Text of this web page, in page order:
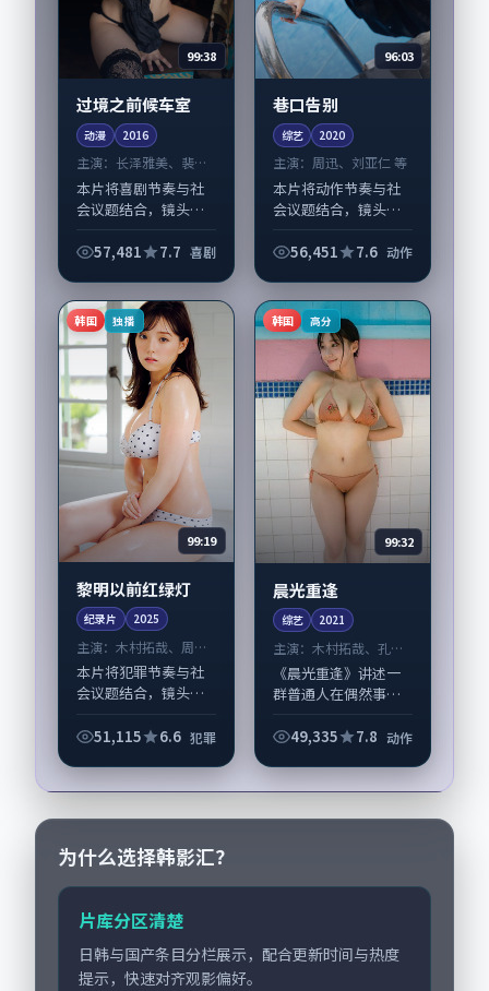
99:38
过境之前候车室
动漫 2016
主演： 长泽雅美、裴斗
娜 等
本片将喜剧节奏与社
会议题结合，镜头语
《过境之前候车室》
线；取景与声音设计
凸显韩国城市质感，
适...
57,481 7.7 喜剧
96:03
巷口告别
综艺 2020
主演： 周迅、刘亚仁 等
本片将动作节奏与社
会议题结合，镜头语
《巷口告别》由韦斯
线；取景与声音设计
凸显日本城市质感，
适合偏...
56,451 7.6 动作
韩国 独播
99:19
黎明以前红绿灯
纪录片 2025
主演： 木村拓哉、周迅
等
本片将犯罪节奏与社
会议题结合，镜头语
《黎明以前红绿灯》
拓哉、周迅担纲主
线；取景与声音设计
凸显韩国城市质感，
51,115 6.6 犯罪
韩国 高分
99:32
晨光重逢
综艺 2021
主演：木村拓哉、孔刘
等
《晨光重逢》讲述一
群普通人在偶然事件
的故事，动作类型元
非噱头。导演王小帅
擅长留白叙事，木村
拓哉、孔刘的情感拿...
49,335 7.8 动作
为什么选择韩影汇？
片库分区清楚
日韩与国产条目分栏展示，配合更新时间与热度
提示，快速对齐观影偏好。